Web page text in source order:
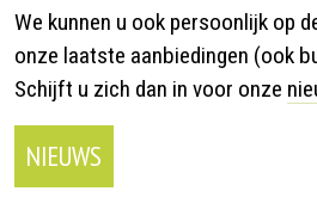
We kunnen u ook persoonlijk op
onze laatste aanbiedingen (ook
Schijft u zich dan in voor onze
NIEUWS